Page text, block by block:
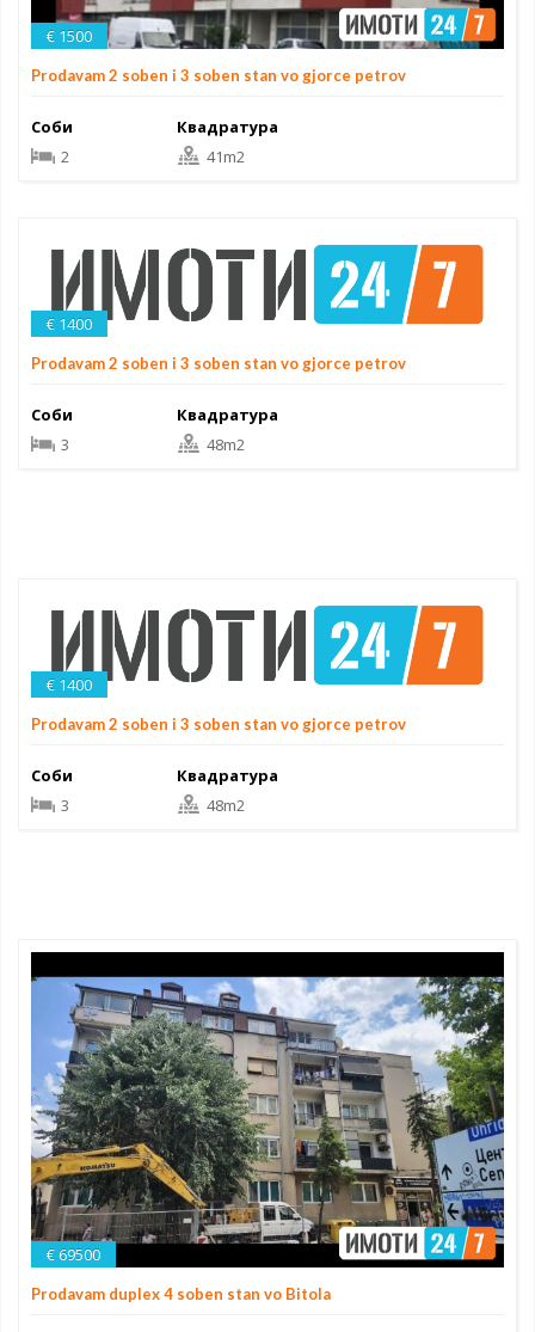
€ 1500
Prodavam 2 soben i 3 soben stan vo gjorce petrov
Соби
2
Квадратура
41m2
€ 1400
Prodavam 2 soben i 3 soben stan vo gjorce petrov
Соби
3
Квадратура
48m2
€ 1400
Prodavam 2 soben i 3 soben stan vo gjorce petrov
Соби
3
Квадратура
48m2
€ 69500
Prodavam duplex 4 soben stan vo Bitola